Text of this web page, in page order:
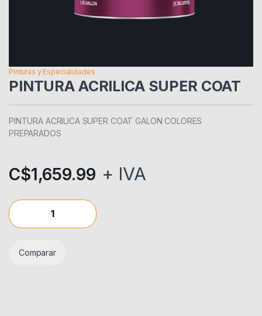
Pinturas y Especialidades
PINTURA ACRILICA SUPER COAT
PINTURA ACRILICA SUPER COAT GALON COLORES
PREPARADOS
C$1,659.99 + IVA
PINTURA ACRILICA SUPER COAT quantity
Comparar